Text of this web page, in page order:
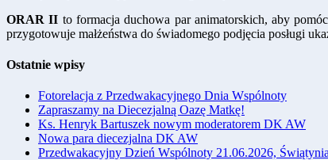
ORAR II to formacja duchowa par animatorskich, aby
przygotowuje małżeństwa do świadomego podjęcia posługi
Ostatnie wpisy
Fotorelacja z Przedwakacyjnego Dnia Wspólnoty
Zapraszamy na Diecezjalną Oazę Matkę!
Ks. Henryk Bartuszek nowym moderatorem DK AW
Nowa para diecezjalna DK AW
Przedwakacyjny Dzień Wspólnoty 21.06.2026,